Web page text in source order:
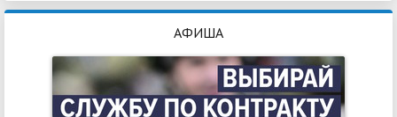
АФИША